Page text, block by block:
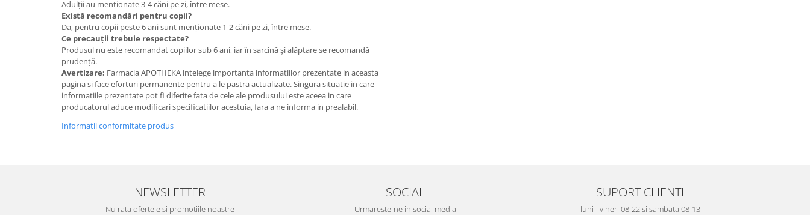
Adulții au menționate 3-4 căni pe zi, între mese.
Există recomandări pentru copii?
Da, pentru copii peste 6 ani sunt menționate 1-2 căni pe zi, între mese.
Ce precauții trebuie respectate?
Produsul nu este recomandat copiilor sub 6 ani, iar în sarcină și alăptare se recomandă
prudență.
Avertizare: Farmacia APOTHEKA intelege importanta informatiilor prezentate in aceasta
pagina si face eforturi permanente pentru a le pastra actualizate. Singura situatie in care
informatiile prezentate pot fi diferite fata de cele ale produsului este aceea in care
producatorul aduce modificari specificatiilor acestuia, fara a ne informa in prealabil.
Informatii conformitate produs
NEWSLETTER
Nu rata ofertele si promotiile noastre
SOCIAL
Urmareste-ne in social media
SUPORT CLIENTI
luni - vineri 08-22 si sambata 08-13